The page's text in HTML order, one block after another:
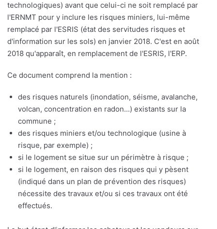
technologiques) avant que celui-ci ne soit remplacé par
l'ERNMT pour y inclure les risques miniers, lui-même
remplacé par l'ESRIS (état des servitudes risques et
d'information sur les sols) en janvier 2018. C'est en août
2018 qu'apparaît, en remplacement de l'ESRIS, l'ERP.
Ce document comprend la mention :
des risques naturels (inondation, séisme, avalanche,
volcan, concentration en radon...) existants sur la
commune ;
des risques miniers et/ou technologique (usine à
risque, par exemple) ;
si le logement se situe sur un périmètre à risque ;
si le logement, en raison des risques qui y pèsent
(indiqué dans un plan de prévention des risques)
nécessite des travaux et/ou si ces travaux ont été
effectués.